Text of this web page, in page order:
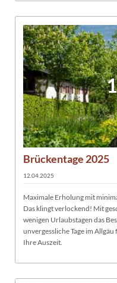
Brückentage 2025
12.04.2025
Maximale Erholung mit
Das klingt verlockend! Mit
wenigen Urlaubstagen das
unvergessliche Tage im
Ihre Auszeit.